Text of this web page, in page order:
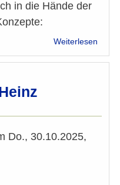
in die Hände der
Weiterlesen
Frage
Do., 30.10.2025,